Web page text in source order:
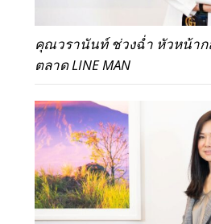
คุณวรานันท์ ช่วงฉ่ำ หัวหน้า
ตลาด LINE MAN